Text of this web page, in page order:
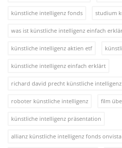
künstliche intelligenz fonds studium
was ist künstliche intelligenz einfach
künstliche intelligenz aktien etf
künstliche intelligenz einfach erklärt
richard david precht künstliche intelligenz
roboter künstliche intelligenz film
künstliche intelligenz präsentation
allianz künstliche intelligenz fonds onvista